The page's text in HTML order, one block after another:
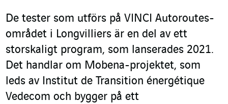
De tester som utförs på VINCI Autoroutes-
området i Longvilliers är en del av ett
storskaligt program, som lanserades 2021.
Det handlar om Mobena-projektet, som
leds av Institut de Transition énergétique
Vedecom och bygger på ett